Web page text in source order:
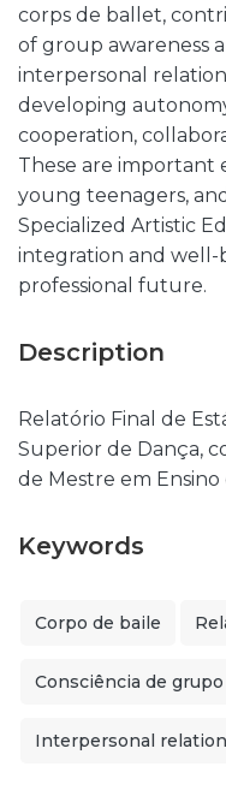
corps de ballet,
of group awareness
interpersonal
developing
cooperation,
These are important
young teenagers,
Specialized Artistic
integration and well-
professional future.
Description
Relatório Final de
Superior de Dança,
de Mestre em Ensino
Keywords
Corpo de baile
Consciência de grupo
Interpersonal